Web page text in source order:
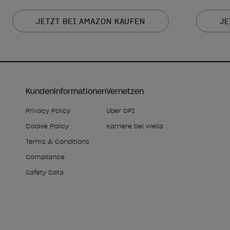
JETZT BEI AMAZON KAUFEN
Kundeninformationen
Privacy Policy
Cookie Policy
Terms & Conditions
Compliance
Safety Data
Vernetzen
Über OPI
Karriere bei Wella